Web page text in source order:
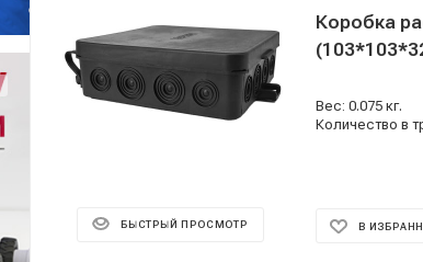
БЫСТРЫЙ ПРОСМОТР
Коробка
Вес: 0.075 кг.
Количество в
В